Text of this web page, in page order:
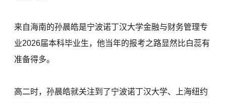
来自海南的孙晨皓是宁波诺丁汉大学金融与财务管理专
业2026届本科毕业生，他当年的报考之路显然比白蕊有
准备得多。
高二时，孙晨皓就关注到了宁波诺丁汉大学、上海纽约